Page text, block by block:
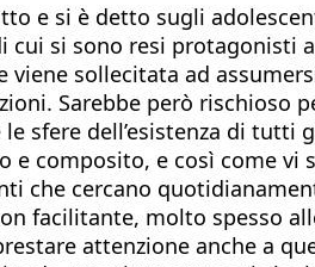
e si è detto sugli
cui si sono resi
sollecitata ad
Sarebbe però
sfere dell’esistenza di
e composito, e così come
che cercano
facilitante, molto spesso
attenzione anche a